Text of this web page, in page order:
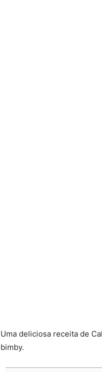
Uma deliciosa receita de
bimby.